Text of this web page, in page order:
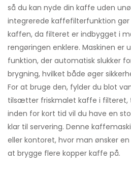
så du kan nyde din kaffe uden
integrerede kaffefilterfunktion
kaffen, da filteret er indbygget i
rengøringen enklere. Maskinen
funktion, der automatisk slukker
brygning, hvilket både øger
For at bruge den, fylder du blot
tilsætter friskmalet kaffe i filteret,
inden for kort tid vil du have en
klar til servering. Denne
eller kontoret, hvor man ønsker
at brygge flere kopper kaffe på.